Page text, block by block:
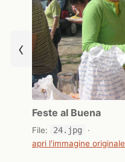
‹
Feste al Buena
File: 24.jpg
·
apri l'immagine originale